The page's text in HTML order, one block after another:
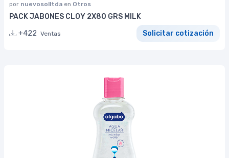
por nuevosolltda en Otros
PACK JABONES CLOY 2X80 GRS MILK
+422 Ventas Solicitar cotización